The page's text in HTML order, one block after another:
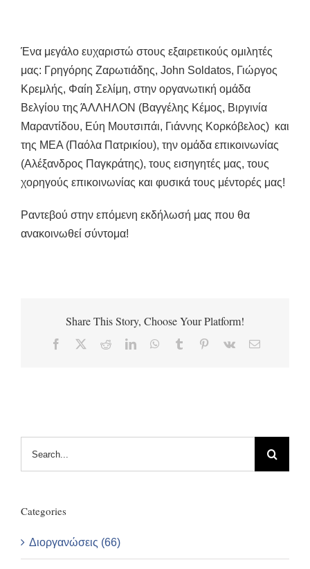
Ένα μεγάλο ευχαριστώ στους εξαιρετικούς ομιλητές
μας: Γρηγόρης Ζαρωτιάδης, John Soldatos, Γιώργος
Κρεμλής, Φαίη Σελίμη, στην οργανωτική ομάδα
Βελγίου της ΆΛΛΗΛΟΝ (Βαγγέλης Κέμος, Βιργινία
Μαραντίδου, Εύη Μουτσιπάι, Γιάννης Κορκόβελος) και
της ΜΕΑ (Παόλα Πατρικίου), την ομάδα επικοινωνίας
(Αλέξανδρος Παγκράτης), τους εισηγητές μας, τους
χορηγούς επικοινωνίας και φυσικά τους μέντορές μας!
Ραντεβού στην επόμενη εκδήλωσή μας που θα
ανακοινωθεί σύντομα!
Share This Story, Choose Your Platform!
Facebook RedditLinkedInWhatsApp
Tumblr Pinterest
Vk Email
Categories
Διοργανώσεις (66)